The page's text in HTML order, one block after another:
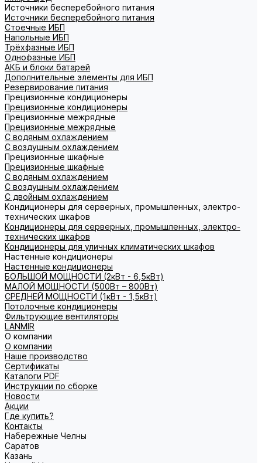
Источники бесперебойного питания
Источники бесперебойного питания
Стоечные ИБП
Напольные ИБП
Трёхфазные ИБП
Однофазные ИБП
АКБ и блоки батарей
Дополнительные элементы для ИБП
Резервирование питания
Прецизионные кондиционеры
Прецизионные кондиционеры
Прецизионные межрядные
Прецизионные межрядные
С водяным охлаждением
С воздушным охлаждением
Прецизионные шкафные
Прецизионные шкафные
С водяным охлаждением
С воздушным охлаждением
С двойным охлаждением
Кондиционеры для серверных, промышленных, электро-
технических шкафов
Кондиционеры для серверных, промышленных, электро-
технических шкафов
Кондиционеры для уличных климатических шкафов
Настенные кондиционеры
Настенные кондиционеры
БОЛЬШОЙ МОЩНОСТИ (2кВт - 6,5кВт)
МАЛОЙ МОЩНОСТИ (500Вт – 800Вт)
СРЕДНЕЙ МОЩНОСТИ (1кВт - 1,5кВт)
Потолочные кондиционеры
Фильтрующие вентиляторы
LANMIR
О компании
О компании
Наше производство
Сертификаты
Каталоги PDF
Инструкции по сборке
Новости
Акции
Где купить?
Контакты
Набережные Челны
Саратов
Казань